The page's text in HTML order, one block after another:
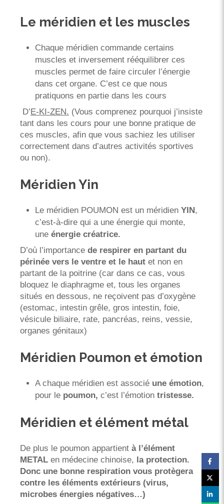
Le méridien et les muscles
Chaque méridien commande certains
muscles et inversement rééquilibrer ces
muscles permet de faire circuler l’énergie
dans cet organe. C’est ce que nous
pratiquons en partie dans les cours
D’E-KI-ZEN. (Vous comprenez pourquoi j’insiste
tant dans les cours pour une bonne pratique de
ces muscles, afin que vous sachiez les utiliser
correctement dans d’autres activités sportives
ou non).
Méridien Yin
Le méridien POUMON est un méridien YIN,
c’est-à-dire qui a une énergie qui monte,
une énergie créatrice.
D’où l’importance de respirer en partant du
périnée vers le ventre et le haut et non en
partant de la poitrine (car dans ce cas, vous
bloquez le diaphragme et, tous les organes
situés en dessous, ne reçoivent pas d’oxygène
(estomac, intestin grêle, gros intestin, foie,
vésicule biliaire, rate, pancréas, reins, vessie,
organes génitaux)
Méridien Poumon et émotion
A chaque méridien est associé une émotion,
pour le poumon, c’est l’émotion tristesse.
Méridien et élément métal
De plus le poumon appartient à l’élément
METAL en médecine chinoise, la protection.
Donc une bonne respiration vous protègera
contre les éléments extérieurs (virus,
microbes énergies négatives…)